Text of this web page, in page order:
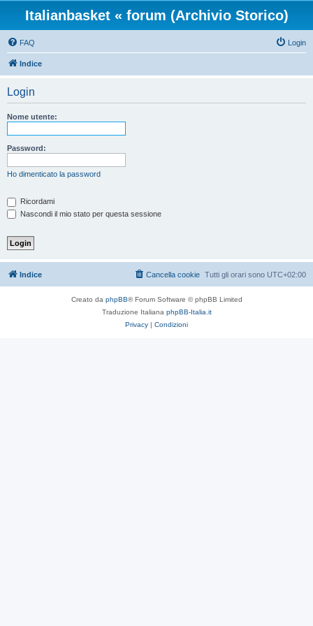
Italianbasket « forum (Archivio Storico)
FAQ Login
Indice
Login
Nome utente:
Password:
Ho dimenticato la password
Ricordami
Nascondi il mio stato per questa sessione
Indice Tutti gli orari sono UTC+02:00
Cancella cookie
Creato da phpBB® Forum Software © phpBB Limited
Traduzione Italiana phpBB-Italia.it
Privacy | Condizioni